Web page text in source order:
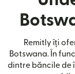
Remitly îți
Botswana. În
dintre băncile de